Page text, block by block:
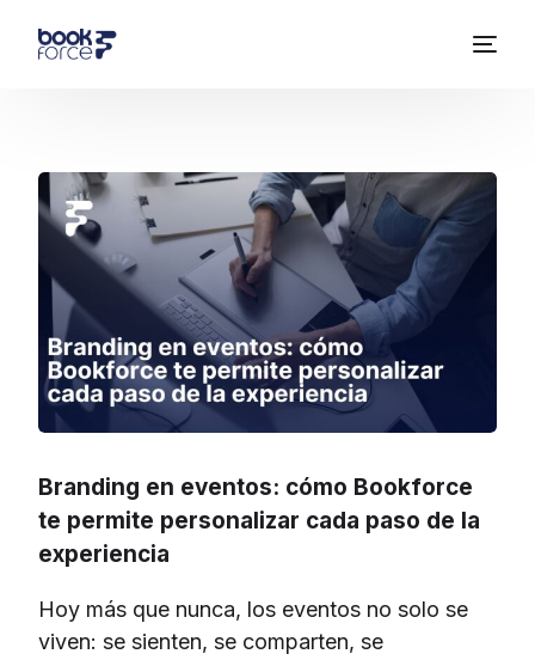
Branding en eventos: cómo Bookforce
te permite personalizar cada paso de la
experiencia
Hoy más que nunca, los eventos no solo se
viven: se sienten, se comparten, se